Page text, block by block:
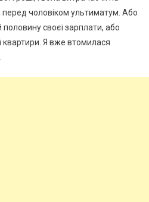
чоловіком ультиматум. Або
половину своєї зарплати, або
квартири. Я вже втомилася